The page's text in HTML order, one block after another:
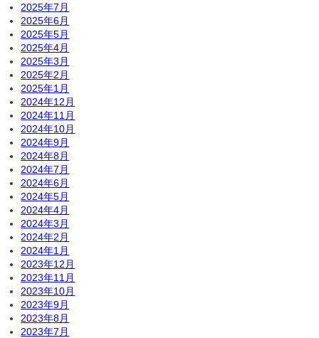
2025年7月
2025年6月
2025年5月
2025年4月
2025年3月
2025年2月
2025年1月
2024年12月
2024年11月
2024年10月
2024年9月
2024年8月
2024年7月
2024年6月
2024年5月
2024年4月
2024年3月
2024年2月
2024年1月
2023年12月
2023年11月
2023年10月
2023年9月
2023年8月
2023年7月